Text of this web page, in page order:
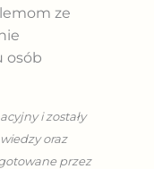
ze
osób
i zostały
oraz
przez